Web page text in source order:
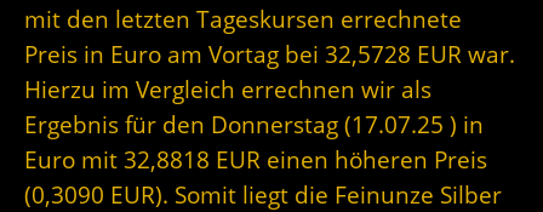
mit den letzten Tageskursen errechnete
Preis in Euro am Vortag bei 32,5728 EUR war.
Hierzu im Vergleich errechnen wir als
Ergebnis für den Donnerstag (17.07.25 ) in
Euro mit 32,8818 EUR einen höheren Preis
(0,3090 EUR). Somit liegt die Feinunze Silber